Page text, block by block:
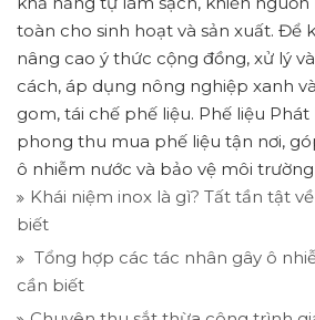
toàn cho sinh hoạt và sản xuất. Để
nâng cao ý thức cộng đồng, xử lý
cách, áp dụng nông nghiệp xanh
gom, tái chế phế liệu. Phế liệu
phong thu mua phế liệu tận nơi,
ô nhiễm nước và bảo vệ môi
Khái niệm inox là gì? Tất tần tật
biết
Tổng hợp các tác nhân gây ô
cần biết